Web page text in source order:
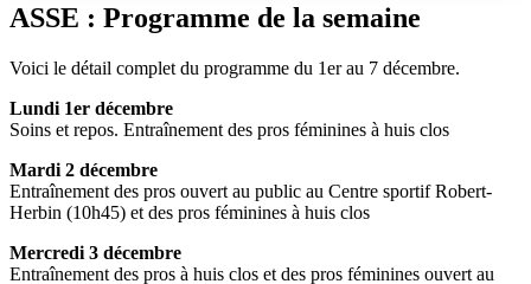
ASSE : Programme de la semaine
Voici le détail complet du programme du 1er au 7 décembre.
Lundi 1er décembre
Soins et repos. Entraînement des pros féminines à huis clos
Mardi 2 décembre
Entraînement des pros ouvert au public au Centre sportif Robert-
Herbin (10h45) et des pros féminines à huis clos
Mercredi 3 décembre
Entraînement des pros à huis clos et des pros féminines ouvert au